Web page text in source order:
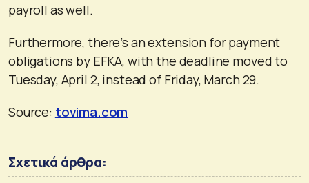
payroll as well.
Furthermore, there’s an extension for payment
obligations by EFKA, with the deadline moved to
Tuesday, April 2, instead of Friday, March 29.
Source: tovima.com
Σχετικά άρθρα: